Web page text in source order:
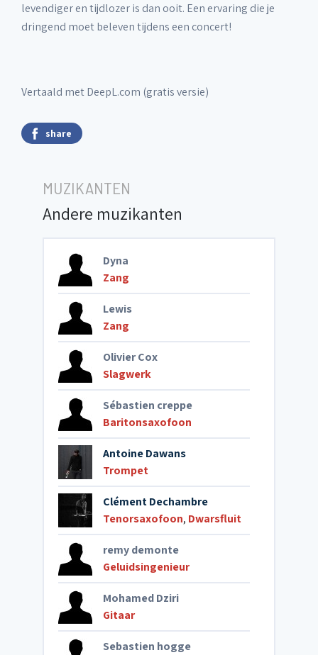
levendiger en tijdlozer is dan ooit. Een ervaring die je
dringend moet beleven tijdens een concert!
Vertaald met DeepL.com (gratis versie)
share
MUZIKANTEN
Andere muzikanten
Dyna
Zang
Lewis
Zang
Olivier Cox
Slagwerk
Sébastien creppe
Baritonsaxofoon
Antoine Dawans
Trompet
Clément Dechambre
Tenorsaxofoon, Dwarsfluit
remy demonte
Geluidsingenieur
Mohamed Dziri
Gitaar
Sebastien hogge